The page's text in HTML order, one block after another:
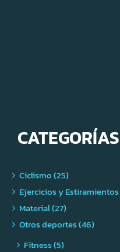
CATEGORÍAS
Ciclismo (25)
Ejercicios y
Material (27)
Otros deportes (46)
Fitness (5)